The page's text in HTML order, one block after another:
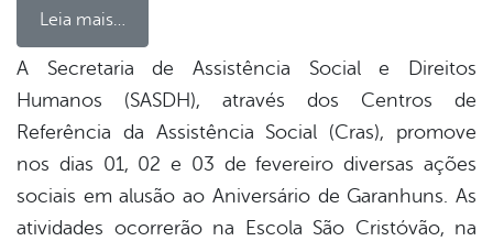
Leia mais…
A Secretaria de Assistência Social e Direitos
Humanos (SASDH), através dos Centros de
Referência da Assistência Social (Cras), promove
nos dias 01, 02 e 03 de fevereiro diversas ações
sociais em alusão ao Aniversário de Garanhuns. As
atividades ocorrerão na Escola São Cristóvão, na